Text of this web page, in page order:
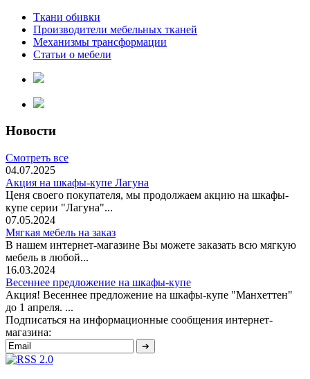
Ткани обивки
Производители мебельных тканей
Механизмы трансформации
Статьи о мебели
Новости
Смотреть все
04.07.2025
Акция на шкафы-купе Лагуна
Ценя своего покупателя, мы продолжаем акцию на шкафы-
купе серии "Лагуна"...
07.05.2024
Мягкая мебель на заказ
В нашем интернет-магазине Вы можете заказать всю мягкую
мебель в любой...
16.03.2024
Весеннее предложение на шкафы-купе
Акция! Весеннее предложение на шкафы-купе "Манхеттен"
до 1 апреля. ...
Подписаться на информационные сообщения интернет-
магазина: